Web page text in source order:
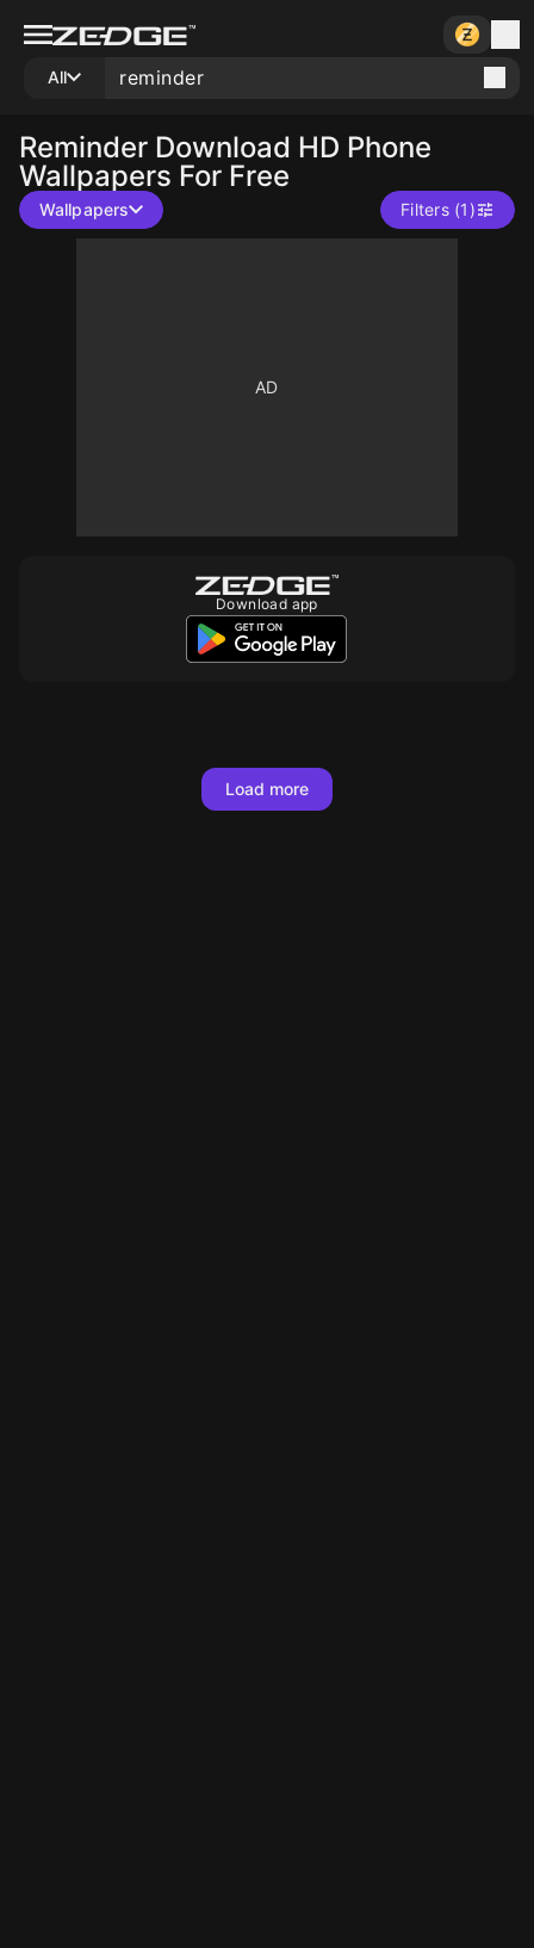
All
Reminder Download HD Phone
Wallpapers For Free
Wallpapers Filters (1)
Download app
Load more